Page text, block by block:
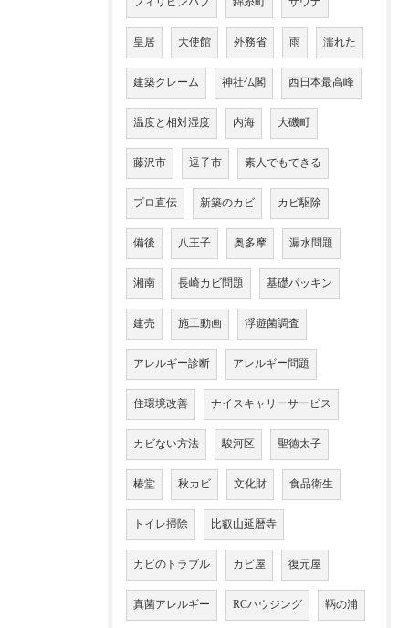
皇居 大使館 外務省 雨 濡れた
建築クレーム 神社仏閣 西日本最高峰
温度と相対湿度 内海 大磯町
藤沢市 逗子市 素人でもできる
プロ直伝 新築のカビ カビ駆除
備後 八王子 奥多摩 漏水問題
湘南 長崎カビ問題 基礎パッキン
建売 施工動画 浮遊菌調査
アレルギー診断 アレルギー問題
住環境改善 ナイスキャリーサービス
カビない方法 駿河区 聖徳太子
椿堂 秋カビ 文化財 食品衛生
トイレ掃除 比叡山延暦寺
カビのトラブル カビ屋 復元屋
真菌アレルギー RCハウジング 鞆の浦